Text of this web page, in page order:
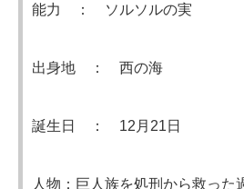
能力 ： ソルソルの実
出身地 ： 西の海
誕生日 ： 12月21日
人物：巨人族を処刑から救った